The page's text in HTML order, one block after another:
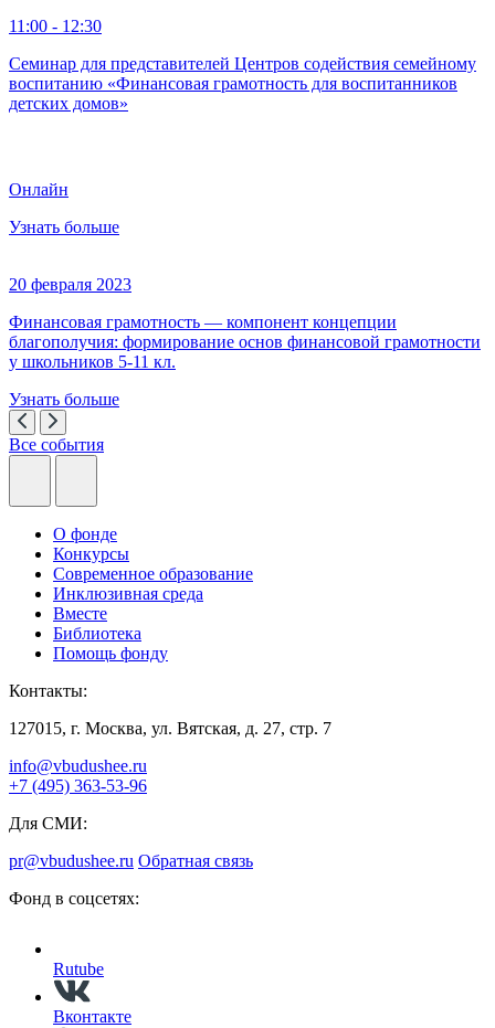
11:00 - 12:30
Семинар для представителей Центров содействия семейному
воспитанию «Финансовая грамотность для воспитанников
детских домов»
Онлайн
Узнать больше
20 февраля 2023
Финансовая грамотность — компонент концепции
благополучия: формирование основ финансовой грамотности
у школьников 5-11 кл.
Узнать больше
Все события
О фонде
Конкурсы
Современное образование
Инклюзивная среда
Вместе
Библиотека
Помощь фонду
Контакты:
127015, г. Москва, ул. Вятская, д. 27, стр. 7
info@vbudushee.ru
+7 (495) 363-53-96
Для СМИ:
pr@vbudushee.ru Обратная связь
Фонд в соцсетях:
Rutube
Вконтакте